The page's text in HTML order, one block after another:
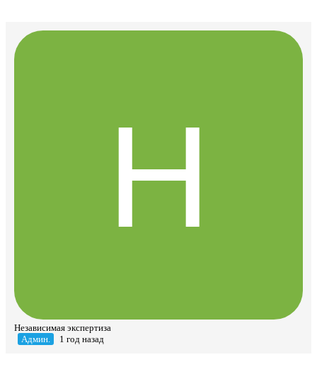
Независимая экспертиза
Админ.
1 год назад